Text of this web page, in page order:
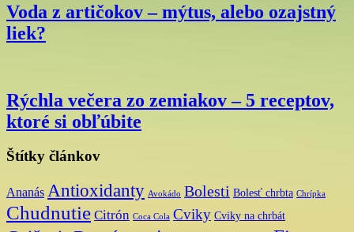
Voda z artičokov – mýtus, alebo ozajstný
liek?
Rýchla večera zo zemiakov – 5 receptov,
ktoré si obľúbite
Štítky článkov
Ananás Antioxidanty Avokádo Bolesti Bolesť chrbta Chrípka
Chudnutie Citrón Coca Cola Cviky Cviky na chrbát